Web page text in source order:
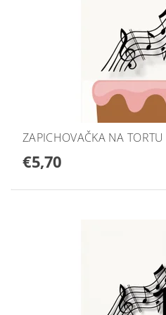
ZAPICHOVAČKA NA
€5,70